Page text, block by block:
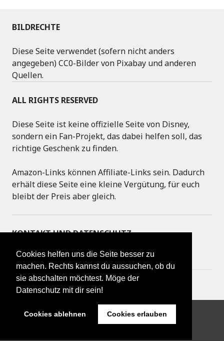
Cookies helfen uns die Seite besser zu
machen. Rechts kannst du aussuchen, ob du
sie abschalten möchtest. Möge der
Datenschutz mit dir sein!
Cookies ablehnen Cookies erlauben
BILDRECHTE
Diese Seite verwendet (sofern nicht anders
angegeben) CC0-Bilder von Pixabay und anderen
Quellen.
ALL RIGHTS RESERVED
Diese Seite ist keine offizielle Seite von Disney,
sondern ein Fan-Projekt, das dabei helfen soll, das
richtige Geschenk zu finden.
Amazon-Links können Affiliate-Links sein. Dadurch
erhält diese Seite eine kleine Vergütung, für euch
bleibt der Preis aber gleich.
KONTAKT UND DATENSCHUTZ
IMPRESSUM
DATENSCHUTZERKLÄRUNG
Proudly powered by WordPress |Theme: Goran by